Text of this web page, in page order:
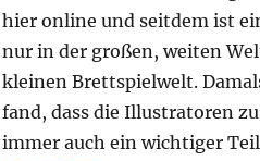
hier online und seitdem ist
nur in der großen, weiten
kleinen Brettspielwelt.
fand, dass die Illustratoren
immer auch ein wichtiger